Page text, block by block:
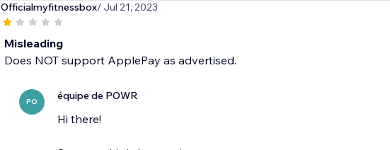
Officialmyfitnessbox/ Jul 21, 2023
Misleading
Does NOT support ApplePay as advertised.
PO équipe de POWR
Hi there!